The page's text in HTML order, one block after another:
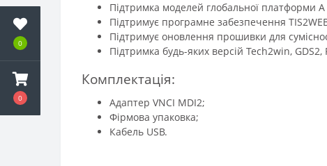
0
0
Підтримка моделей глобальної платформи
Підтримує програмне забезпечення
Підтримує оновлення прошивки для
Підтримка будь-яких версій Tech2win,
Комплектація:
Адаптер VNCI MDI2;
Фірмова упаковка;
Кабель USB.